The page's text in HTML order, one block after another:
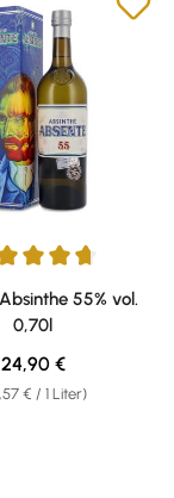
5 SternenBewertung
55% vol.
0,70l
€ / 1 Liter)
Regulärer Preis:
24,90 €